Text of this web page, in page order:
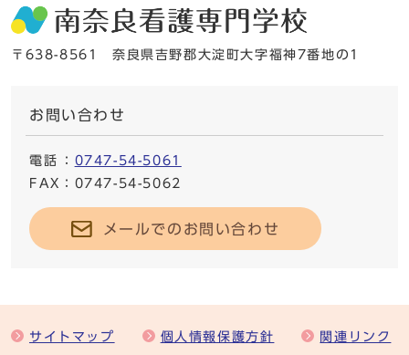
〒638-8561 奈良県吉野郡大淀町大字福神7番地の1
お問い合わせ
電話 ： 0747-54-5061
FAX ：0747-54-5062
メールでのお問い合わせ
サイトマップ 個人情報保護方針 関連リンク